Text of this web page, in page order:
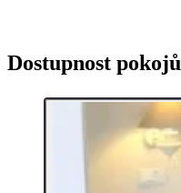
Dostupnost pokojů